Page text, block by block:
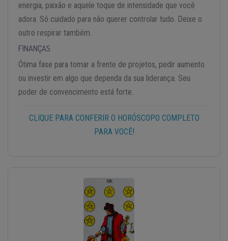
energia, paixão e aquele toque de intensidade que você
adora. Só cuidado para não querer controlar tudo. Deixe o
outro respirar também.
FINANÇAS
Ótima fase para tomar a frente de projetos, pedir aumento
ou investir em algo que dependa da sua liderança. Seu
poder de convencimento está forte.
CLIQUE PARA CONFERIR O HORÓSCOPO COMPLETO
PARA VOCÊ!